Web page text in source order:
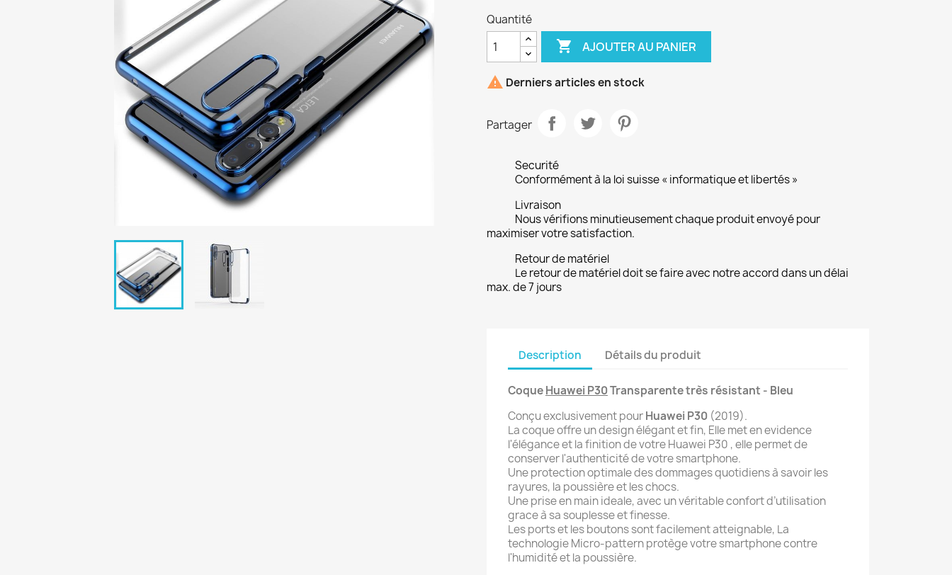
Quantité
 AJOUTER AU PANIER
 Derniers articles en stock
Partager
Securité
Conformément à la loi suisse « informatique et libertés »
Livraison
Nous vérifions minutieusement chaque produit envoyé pour
maximiser votre satisfaction.
Retour de matériel
Le retour de matériel doit se faire avec notre accord dans un délai
max. de 7 jours
Description Détails du produit
CoqueHuawei P30Transparente très résistant - Bleu
Conçu exclusivement pourHuawei P30 (2019).
La coque offre un design élégant et fin, Elle met en evidence
l'élégance et la finition de votre Huawei P30 , elle permet de
conserver l'authenticité de votre smartphone.
Une protection optimale des dommages quotidiens à savoir les
rayures, la poussière et les chocs.
Une prise en main ideale, avec un véritable confort d’utilisation
grace à sa souplesse et finesse.
Les ports et les boutons sont facilement atteignable, La
technologie Micro-pattern protège votre smartphone contre
l'humidité et la poussière.